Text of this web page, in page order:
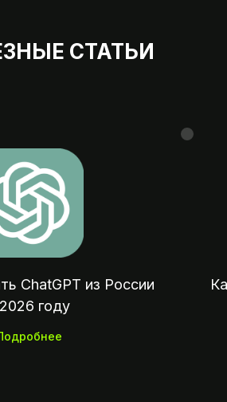
СТАТЬИ
ChatGPT из России
году
зарубежных сервисов,
покупок и отелей из России
07:00 —